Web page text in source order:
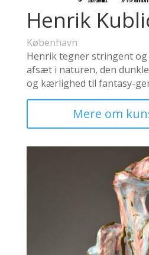
Henrik
København
Henrik tegner stringent og
afsæt i naturen, den
og kærlighed til fantasy-
Mere om